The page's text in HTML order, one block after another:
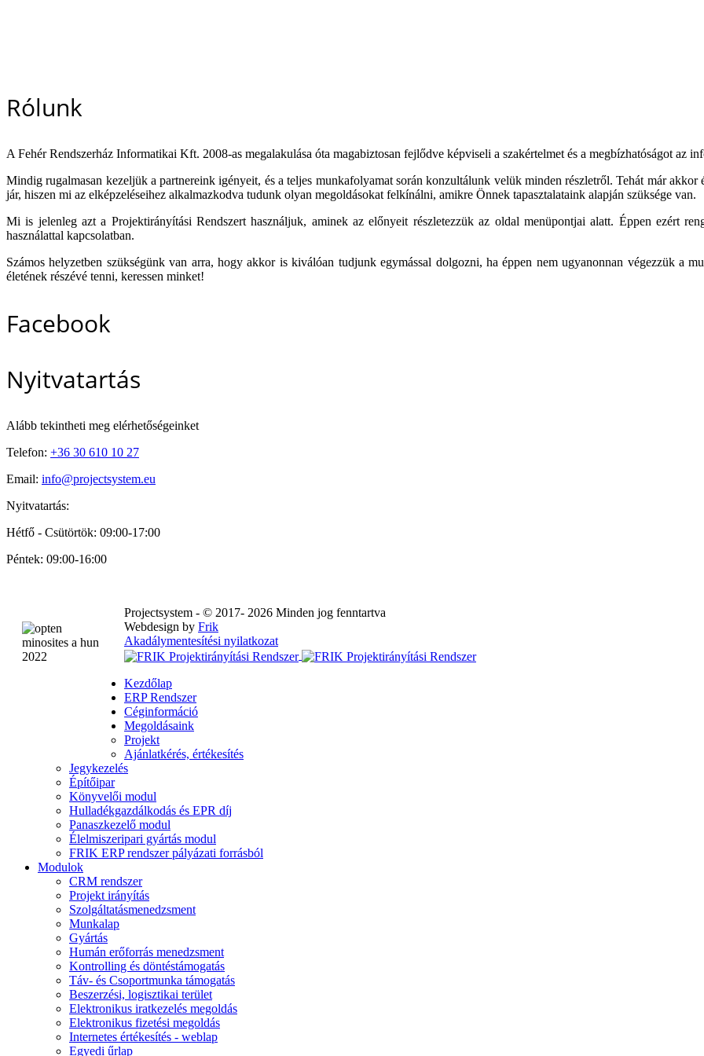
Rólunk
A Fehér Rendszerház Informatikai Kft. 2008-as megalakulása óta magabiztosan fejlődve képviseli a szakértelmet és a megbízhatóságot az
Mindig rugalmasan kezeljük a partnereink igényeit, és a teljes munkafolyamat során konzultálunk velük minden részletről. Tehát már akkor
jár, hiszen mi az elképzeléseihez alkalmazkodva tudunk olyan megoldásokat felkínálni, amikre Önnek tapasztalataink alapján szüksége van.
Mi is jelenleg azt a Projektirányítási Rendszert használjuk, aminek az előnyeit részletezzük az oldal menüpontjai alatt. Éppen ezért
használattal kapcsolatban.
Számos helyzetben szükségünk van arra, hogy akkor is kiválóan tudjunk egymással dolgozni, ha éppen nem ugyanonnan végezzük a
életének részévé tenni, keressen minket!
Facebook
Nyitvatartás
Alább tekintheti meg elérhetőségeinket
Telefon: +36 30 610 10 27
Email: info@projectsystem.eu
Nyitvatartás:
Hétfő - Csütörtök: 09:00-17:00
Péntek: 09:00-16:00
Projectsystem - © 2017- 2026 Minden jog fenntartva
Webdesign by Frik
Akadálymentesítési nyilatkozat
Kezdőlap
ERP Rendszer
Céginformáció
Megoldásaink
Projekt
Ajánlatkérés, értékesítés
Jegykezelés
Építőipar
Könyvelői modul
Hulladékgazdálkodás és EPR díj
Panaszkezelő modul
Élelmiszeripari gyártás modul
FRIK ERP rendszer pályázati forrásból
Modulok
CRM rendszer
Projekt irányítás
Szolgáltatásmenedzsment
Munkalap
Gyártás
Humán erőforrás menedzsment
Kontrolling és döntéstámogatás
Táv- és Csoportmunka támogatás
Beszerzési, logisztikai terület
Elektronikus iratkezelés megoldás
Elektronikus fizetési megoldás
Internetes értékesítés - weblap
Egyedi űrlap